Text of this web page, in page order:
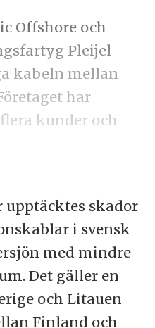
Offshore och
Pleijel
kabeln mellan
har
kunder och
upptäcktes skador
i svensk
med mindre
Det gäller en
och Litauen
Finland och